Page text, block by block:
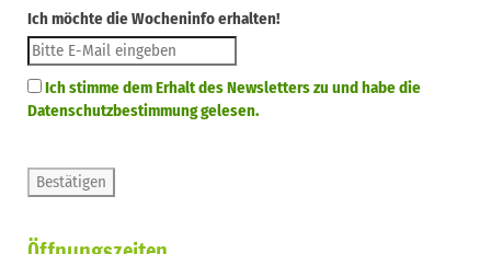
Ich möchte die Wocheninfo erhalten!
Ich stimme dem Erhalt des Newsletters zu und habe die
Datenschutzbestimmung gelesen.